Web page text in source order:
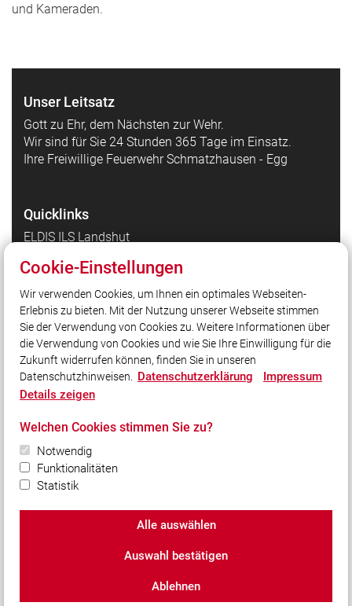
und Kameraden.
Unser Leitsatz
Gott zu Ehr, dem Nächsten zur Wehr.
Wir sind für Sie 24 Stunden 365 Tage im Einsatz.
Ihre Freiwillige Feuerwehr Schmatzhausen - Egg
Quicklinks
ELDIS ILS Landshut
DIVERA
FLORI
THLProtect.de
Social Media
Auch unterwegs immer auf dem Laufenden bleiben?
mit uns!
© 2026 Freiwillige Feuerwehr Schmatzhausen - Egg
Datenschutz|Cookie-Einstellungen
Cookie-Einstellungen
Wir verwenden Cookies, um Ihnen ein optimales Webseiten-
Erlebnis zu bieten. Mit der Nutzung unserer Webseite stimmen
Sie der Verwendung von Cookies zu. Weitere Informationen über
die Verwendung von Cookies und wie Sie Ihre Einwilligung für die
Zukunft widerrufen können, finden Sie in unseren
Datenschutzhinweisen. Datenschutzerklärung
Impressum
Details zeigen
Welchen Cookies stimmen Sie zu?
Notwendig
Funktionalitäten
Statistik
Alle auswählen
Auswahl bestätigen
Ablehnen